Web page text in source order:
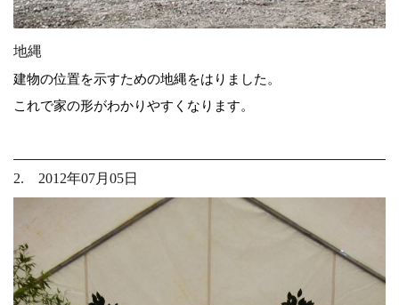
地縄
建物の位置を示すための地縄をはりました。
これで家の形がわかりやすくなります。
2. 2012年07月05日